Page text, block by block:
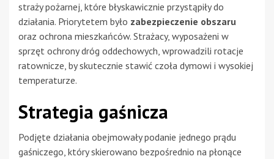
straży pożarnej, które błyskawicznie przystąpiły do
działania. Priorytetem było zabezpieczenie obszaru
oraz ochrona mieszkańców. Strażacy, wyposażeni w
sprzęt ochrony dróg oddechowych, wprowadzili rotacje
ratownicze, by skutecznie stawić czoła dymowi i wysokiej
temperaturze.
Strategia gaśnicza
Podjęte działania obejmowały podanie jednego prądu
gaśniczego, który skierowano bezpośrednio na płonące